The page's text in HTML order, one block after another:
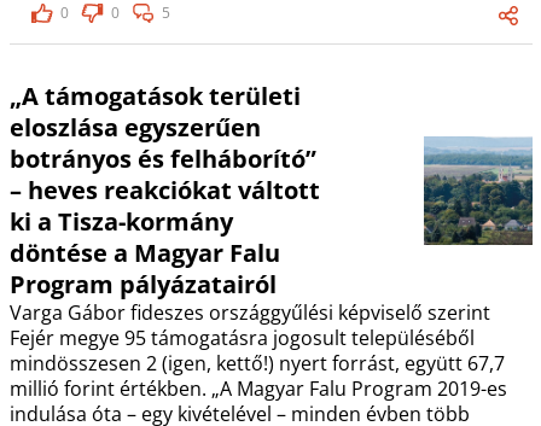
0
0 5
„A támogatások területi
eloszlása egyszerűen
botrányos és felháborító”
– heves reakciókat váltott
ki a Tisza-kormány
döntése a Magyar Falu
Program pályázatairól
Varga Gábor fideszes országgyűlési képviselő szerint
Fejér megye 95 támogatásra jogosult településéből
mindösszesen 2 (igen, kettő!) nyert forrást, együtt 67,7
millió forint értékben. „A Magyar Falu Program 2019-es
indulása óta – egy kivételével – minden évben több